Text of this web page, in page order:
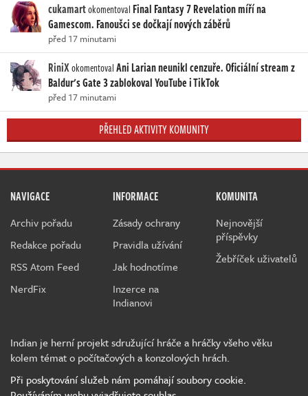
cukamartokomentoval Final Fantasy 7 Revelation míří na
Gamescom. Fanoušci se dočkají nových záběrů
před 17 minutami
RiniXokomentovalAni Larian neunikl cenzuře. Oficiální stream z
Baldur's Gate 3 zablokoval YouTube i TikTok
před 17 minutami
PŘEHLED AKTIVITY KOMUNITY
NAVIGACE
Archiv pořadu
Redakce pořadu
RSS Atom Feed
NerdFix
INFORMACE
Zásady ochrany
Pravidla užívání
Jak hodnotíme
Inzerce na
Indianovi
KOMUNITA
Nejnovější
příspěvky
Žebříček uživatelů
Indian je herní projekt sdružující hráče a hráčky všeho věku
kolem témat o počítačových a konzolových hrách.
Při poskytování služeb nám pomáhají soubory cookie.